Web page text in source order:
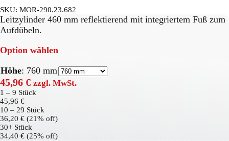
SKU: MOR-290.23.682
Leitzylinder 460 mm reflektierend mit integriertem Fuß zum
Aufdübeln.
Option wählen
Höhe: 760 mm
45,96 € zzgl. MwSt.
1 – 9 Stück
45,96 €
10 – 29 Stück
36,20 € (21% off)
30+ Stück
34,40 € (25% off)